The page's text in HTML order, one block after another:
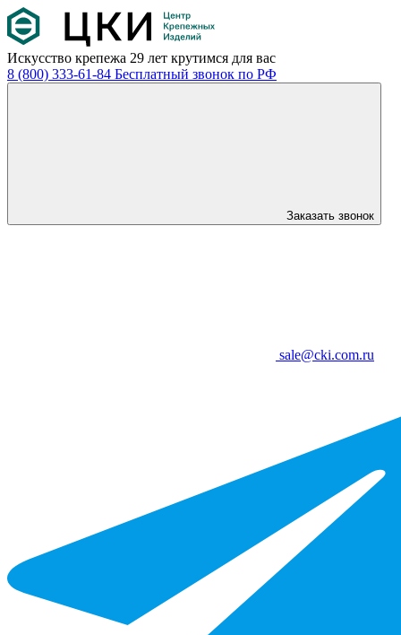
Искусство крепежа 29 лет крутимся для вас
8 (800) 333-61-84 Бесплатный звонок по РФ
Заказать звонок
sale@cki.com.ru